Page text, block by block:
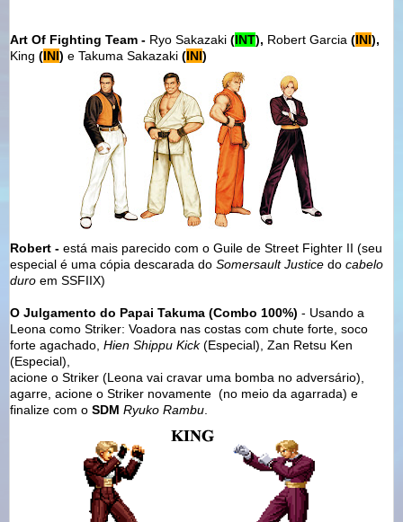
Art Of Fighting Team - Ryo Sakazaki (INT), Robert Garcia (INI),
King (INI) e Takuma Sakazaki (INI)
Robert - está mais parecido com o Guile de Street Fighter II (seu
especial é uma cópia descarada do Somersault Justice do cabelo
duro em SSFIIX)
O Julgamento do Papai Takuma (Combo 100%) - Usando a
Leona como Striker: Voadora nas costas com chute forte, soco
forte agachado, Hien Shippu Kick(Especial), Zan Retsu Ken
(Especial),
acione o Striker (Leona vai cravar uma bomba no adversário),
agarre, acione o Striker novamente (no meio da agarrada) e
finalize com o SDM Ryuko Rambu.